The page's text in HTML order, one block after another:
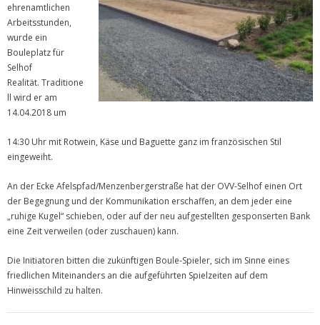
ehrenamtlichen
Arbeitsstunden,
wurde ein
Bouleplatz für
Selhof
Realität. Traditione
ll wird er am
14.04.2018 um
14:30 Uhr mit Rotwein, Käse und Baguette ganz im französischen Stil
eingeweiht.
An der Ecke Afelspfad/Menzenbergerstraße hat der OVV-Selhof einen Ort
der Begegnung und der Kommunikation erschaffen, an dem jeder eine
„ruhige Kugel“ schieben, oder auf der neu aufgestellten gesponserten Bank
eine Zeit verweilen (oder zuschauen) kann.
Die Initiatoren bitten die zukünftigen Boule-Spieler, sich im Sinne eines
friedlichen Miteinanders an die aufgeführten Spielzeiten auf dem
Hinweisschild zu halten.